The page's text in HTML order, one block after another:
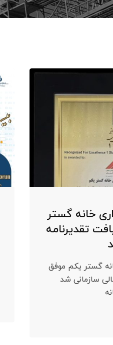
خانه گستر
تقدیرنامه
گستر یکم موفق
سازمانی شد